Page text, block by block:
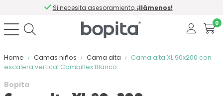
Si necesita asesoramiento, ¡llámenos!
0
Home Camas niños Cama alta
Cama alta XL 90x200 con
escalera vertical Combiflex Blanco
Bopita